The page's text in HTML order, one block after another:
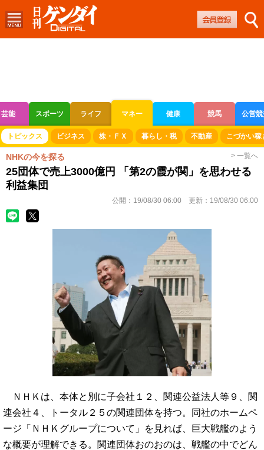
芸能 スポーツ ライフ マネー 健康 競馬 公営
ボートレース 競輪 オートレース
トピックス ビジネス 株・ＦＸ 暮らし・税 不動産 こづかい稼
NHKの今を探る > 一覧へ
25団体で売上3000億円 「第2の霞が関」を思わせる
利益集団
公開： 19/08/30 06:00 更新： 19/08/30 06:00
ＮＨＫは、本体と別に子会社１２、関連公益法人等９、関
連会社４、トータル２５の関連団体を持つ。同社のホームペ
ージ「ＮＨＫグループについて」を見れば、巨大戦艦のよう
な概要が理解できる。関連団体おのおのは、戦艦の中でどん